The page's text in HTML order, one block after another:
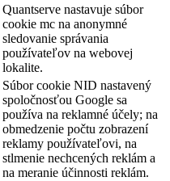
Quantserve nastavuje súbor
cookie mc na anonymné
sledovanie správania
používateľov na webovej
lokalite.
Súbor cookie NID nastavený
spoločnosťou Google sa
používa na reklamné účely; na
obmedzenie počtu zobrazení
reklamy používateľovi, na
stlmenie nechcených reklám a
na meranie účinnosti reklám.